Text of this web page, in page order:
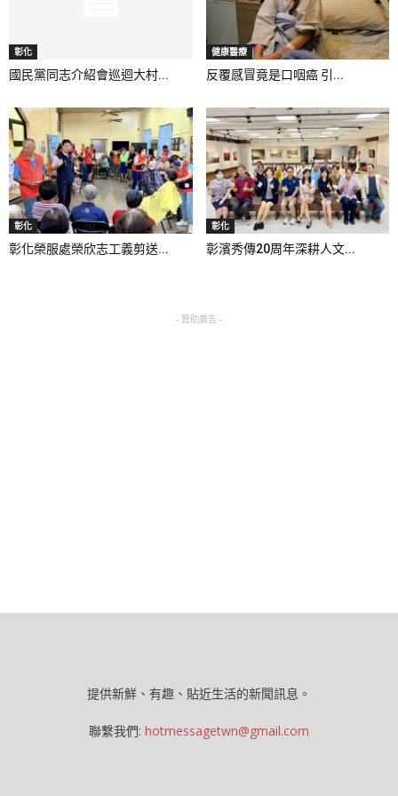
彰化
國民黨同志介紹會巡迴大村...
健康醫療
反覆感冒竟是口咽癌 引...
彰化
彰化榮服處榮欣志工義剪送...
彰化
彰濱秀傳20周年深耕人文...
- 贊助廣告 -
提供新鮮、有趣、貼近生活的新聞訊息。
聯繫我們: hotmessagetwn@gmail.com